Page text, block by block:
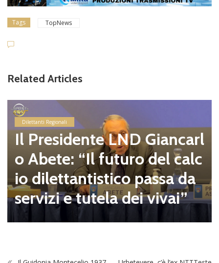
Tags TopNews
Related Articles
Dilettanti Regionali
Il Presidente LND Giancarl
o Abete: “Il futuro del calc
io dilettantistico passa da
servizi e tutela dei vivai”